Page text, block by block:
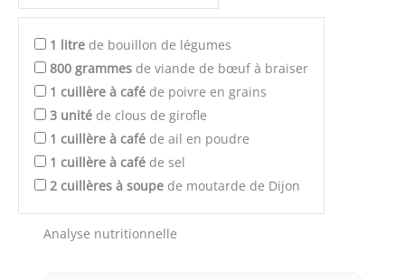
1 litre de bouillon de légumes
800 grammes de viande de bœuf à braiser
1 cuillère à café de poivre en grains
3 unité de clous de girofle
1 cuillère à café de ail en poudre
1 cuillère à café de sel
2 cuillères à soupe de moutarde de Dijon
Analyse nutritionnelle